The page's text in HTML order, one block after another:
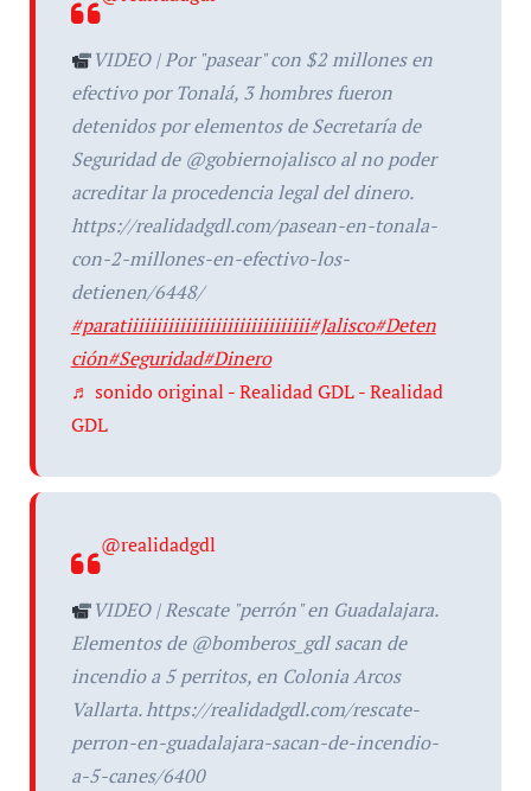
VIDEO | Por "pasear" con $2 millones en
efectivo por Tonalá, 3 hombres fueron
detenidos por elementos de Secretaría de
Seguridad de @gobiernojalisco al no poder
acreditar la procedencia legal del dinero.
https://realidadgdl.com/pasean-en-tonala-
con-2-millones-en-efectivo-los-
detienen/6448/
#paratiiiiiiiiiiiiiiiiiiiiiiiiiiiiiii#Jalisco#Deten
ción#Seguridad#Dinero
♬ sonido original - Realidad GDL - Realidad
GDL
@realidadgdl
VIDEO | Rescate "perrón" en Guadalajara.
Elementos de @bomberos_gdl sacan de
incendio a 5 perritos, en Colonia Arcos
Vallarta. https://realidadgdl.com/rescate-
perron-en-guadalajara-sacan-de-incendio-
a-5-canes/6400